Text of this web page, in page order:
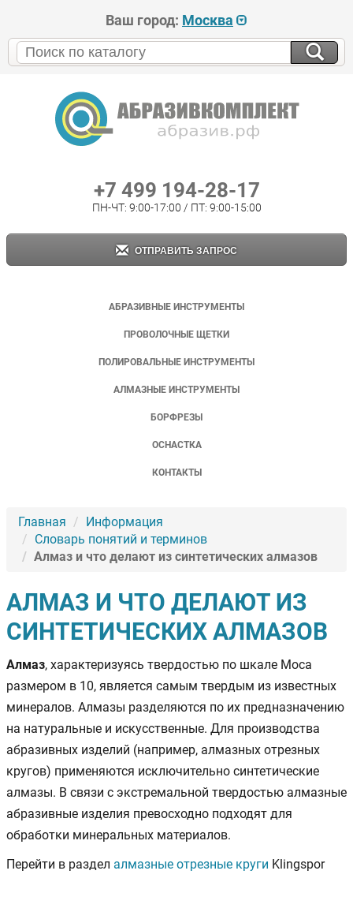
Ваш город: Москва
+7 499 194-28-17
ПН-ЧТ: 9:00-17:00 / ПТ: 9:00-15:00
ОТПРАВИТЬ ЗАПРОС
АБРАЗИВНЫЕ ИНСТРУМЕНТЫ
ПРОВОЛОЧНЫЕ ЩЕТКИ
ПОЛИРОВАЛЬНЫЕ ИНСТРУМЕНТЫ
АЛМАЗНЫЕ ИНСТРУМЕНТЫ
БОРФРЕЗЫ
ОСНАСТКА
КОНТАКТЫ
Главная
Информация
Словарь понятий и терминов
Алмаз и что делают из синтетических алмазов
АЛМАЗ И ЧТО ДЕЛАЮТ ИЗ
СИНТЕТИЧЕСКИХ АЛМАЗОВ
Алмаз, характеризуясь твердостью по шкале Моса
размером в 10, является самым твердым из известных
минералов. Алмазы разделяются по их предназначению
на натуральные и искусственные. Для производства
абразивных изделий (например, алмазных отрезных
кругов) применяются исключительно синтетические
алмазы. В связи с экстремальной твердостью алмазные
абразивные изделия превосходно подходят для
обработки минеральных материалов.
Перейти в раздел алмазные отрезные круги Klingspor